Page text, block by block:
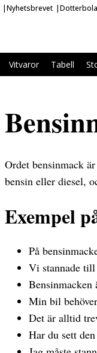
Nyhetsbrevet
Vitvaror Tabell
Ordet bensinmack
bensin eller diesel,
Exempel
På
Vi stannade till
Bensinmacken
Min bil
Det är alltid
Har du sett